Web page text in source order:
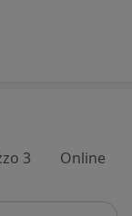
3 Online